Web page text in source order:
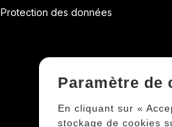
Protection des données
Paramètre de
En cliquant sur «
stockage de cookies